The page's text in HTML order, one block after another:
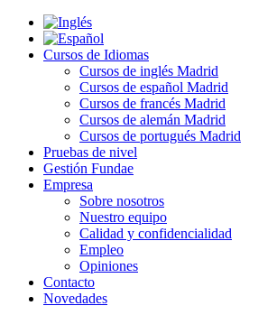
Cursos de Idiomas
Cursos de inglés Madrid
Cursos de español Madrid
Cursos de francés Madrid
Cursos de alemán Madrid
Cursos de portugués Madrid
Pruebas de nivel
Gestión Fundae
Empresa
Sobre nosotros
Nuestro equipo
Calidad y confidencialidad
Empleo
Opiniones
Contacto
Novedades